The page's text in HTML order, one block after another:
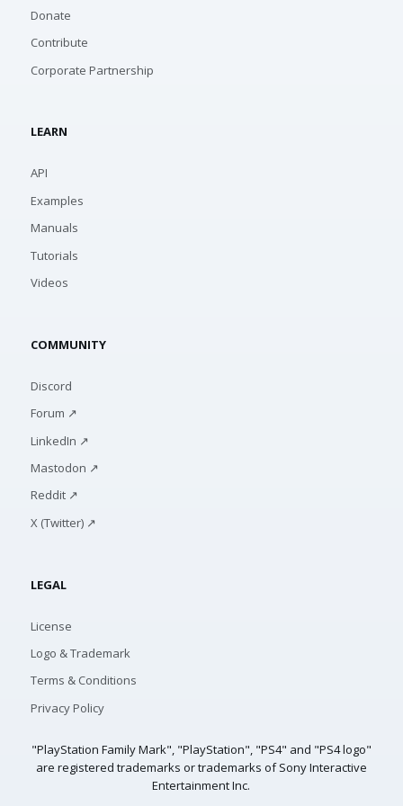
Donate
Contribute
Corporate Partnership
LEARN
API
Examples
Manuals
Tutorials
Videos
COMMUNITY
Discord
Forum ↗
LinkedIn ↗
Mastodon ↗
Reddit ↗
X (Twitter) ↗
LEGAL
License
Logo & Trademark
Terms & Conditions
Privacy Policy
"PlayStation Family Mark", "PlayStation", "PS4" and "PS4 logo"
are registered trademarks or trademarks of Sony Interactive
Entertainment Inc.